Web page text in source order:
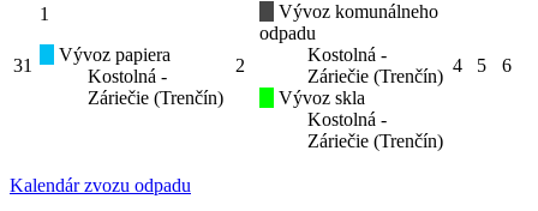
31
1
Vývoz papiera
Kostolná -
Záriečie (Trenčín)
2
Vývoz komunálneho
odpadu
Kostolná -
Záriečie (Trenčín)
Vývoz skla
Kostolná -
Záriečie (Trenčín)
4 5 6
Kalendár zvozu odpadu